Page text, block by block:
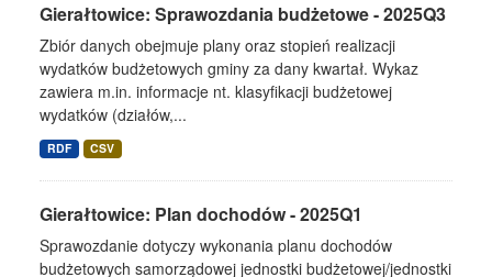
Gierałtowice: Sprawozdania budżetowe - 2025Q3
Zbiór danych obejmuje plany oraz stopień realizacji
wydatków budżetowych gminy za dany kwartał. Wykaz
zawiera m.in. informacje nt. klasyfikacji budżetowej
wydatków (działów,...
RDF CSV
Gierałtowice: Plan dochodów - 2025Q1
Sprawozdanie dotyczy wykonania planu dochodów
budżetowych samorządowej jednostki budżetowej/jednostki